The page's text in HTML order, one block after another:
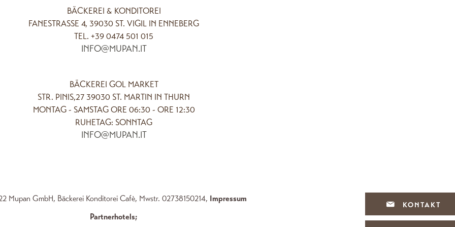
KONTAKT
BÄCKEREI & KONDITOREI
FANESTRASSE 4, 39030 ST. VIGIL IN ENNEBERG
TEL. +39 0474 501 015
INFO@MUPAN.IT
BÄCKEREI GOL MARKET
STR. PINIS,27 39030 ST. MARTIN IN THURN
MONTAG - SAMSTAG ORE 06:30 - ORE 12:30
RUHETAG: SONNTAG
INFO@MUPAN.IT
Mupan GmbH, Bäckerei Konditorei Cafè, Mwstr. 02738150214, Impressum
Partnerhotels;